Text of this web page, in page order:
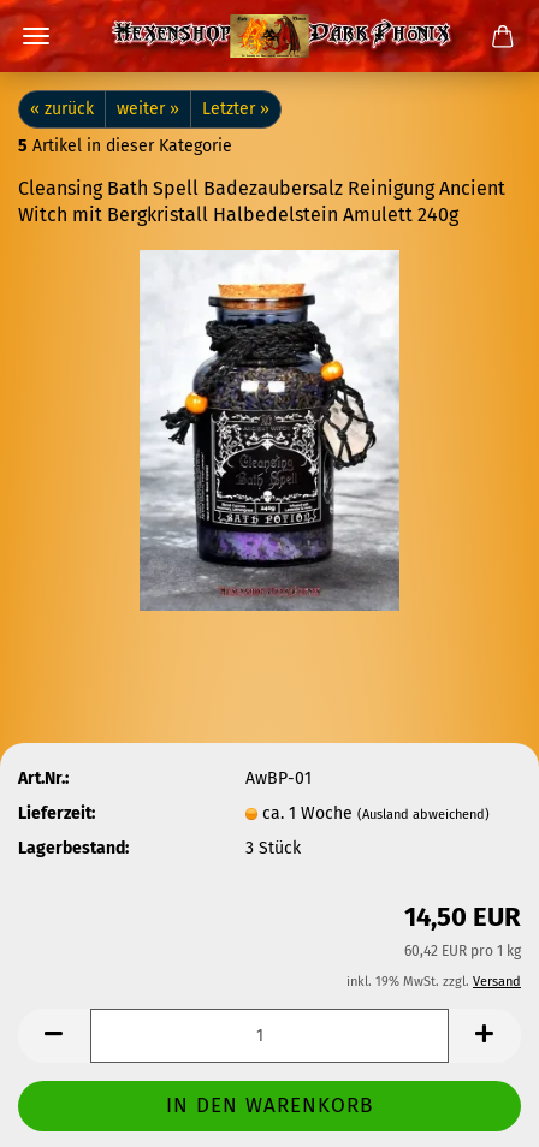
« zurück weiter »
Letzter »
5 Artikel in dieser Kategorie
Cle­an­sing Bath Spell Ba­de­zau­ber­salz Rei­ni­gung An­ci­ent
Witch mit Berg­kris­tall Halb­edel­stein Amu­lett 240g
Art.Nr.:
AwBP-01
Lieferzeit:
ca. 1 Woche(Ausland abweichend)
Lagerbestand: 3Stück
14,50 EUR
60,42 EUR pro 1 kg
inkl. 19% MwSt. zzgl. Versand